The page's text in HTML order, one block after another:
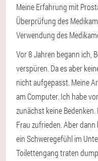
Meine Erfahrung mit
Überprüfung des
Verwendung des
Vor 8 Jahren begann ich,
verspüren. Da es aber
nicht aufgepasst. Meine
am Computer. Ich habe
zunächst keine
Frau zufrieden. Aber
ein Schweregefühl im
Toilettengang traten